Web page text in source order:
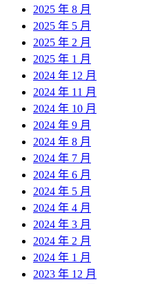
2025 年 8 月
2025 年 5 月
2025 年 2 月
2025 年 1 月
2024 年 12 月
2024 年 11 月
2024 年 10 月
2024 年 9 月
2024 年 8 月
2024 年 7 月
2024 年 6 月
2024 年 5 月
2024 年 4 月
2024 年 3 月
2024 年 2 月
2024 年 1 月
2023 年 12 月